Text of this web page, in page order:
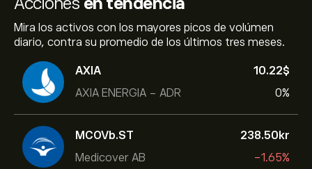
Mira los activos con los mayores picos de volúmen
diario, contra su promedio de los últimos tres meses.
AXIA
AXIA ENERGIA - ADR
10.22‎$‎
0%
MCOVb.ST
Medicover AB
238.50‎kr‎
-1.65%